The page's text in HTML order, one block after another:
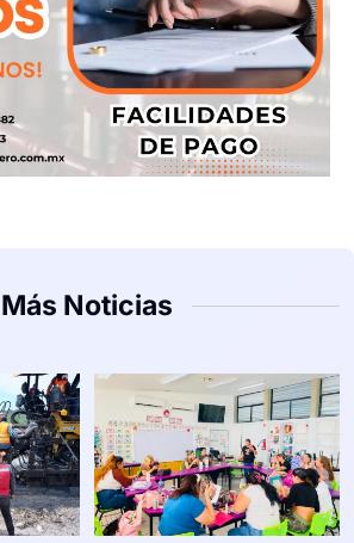
Más Noticias